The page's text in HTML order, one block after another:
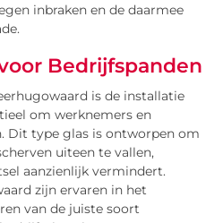
inbraken en de daarmee
Bedrijfspanden
is de installatie
om werknemers en
Dit type glas is ontworpen om
uiteen te vallen,
aanzienlijk vermindert.
zijn ervaren in het
van de juiste soort